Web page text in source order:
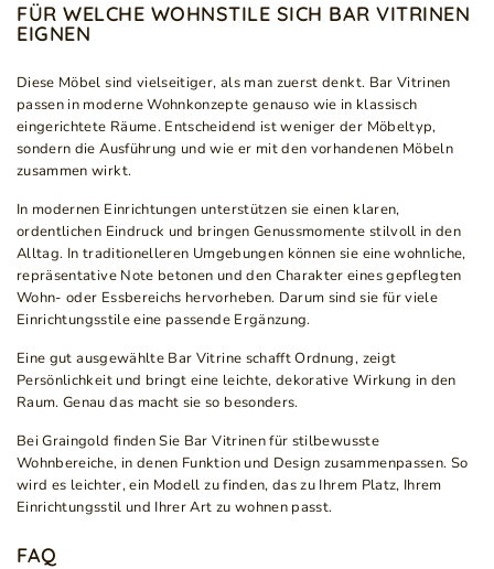
FÜR WELCHE WOHNSTILE SICH BAR VITRINEN
EIGNEN
Diese Möbel sind vielseitiger, als man zuerst denkt. Bar Vitrinen
passen in moderne Wohnkonzepte genauso wie in klassisch
eingerichtete Räume. Entscheidend ist weniger der Möbeltyp,
sondern die Ausführung und wie er mit den vorhandenen Möbeln
zusammen wirkt.
In modernen Einrichtungen unterstützen sie einen klaren,
ordentlichen Eindruck und bringen Genussmomente stilvoll in den
Alltag. In traditionelleren Umgebungen können sie eine wohnliche,
repräsentative Note betonen und den Charakter eines gepflegten
Wohn- oder Essbereichs hervorheben. Darum sind sie für viele
Einrichtungsstile eine passende Ergänzung.
Eine gut ausgewählte Bar Vitrine schafft Ordnung, zeigt
Persönlichkeit und bringt eine leichte, dekorative Wirkung in den
Raum. Genau das macht sie so besonders.
Bei Graingold finden Sie Bar Vitrinen für stilbewusste
Wohnbereiche, in denen Funktion und Design zusammenpassen. So
wird es leichter, ein Modell zu finden, das zu Ihrem Platz, Ihrem
Einrichtungsstil und Ihrer Art zu wohnen passt.
FAQ